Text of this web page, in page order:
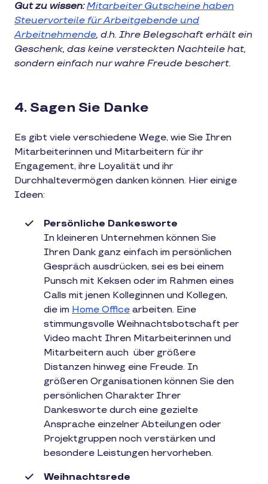
Gut zu wissen: Mitarbeiter Gutscheine haben
Steuervorteile für Arbeitgebende und
Arbeitnehmende, d.h. Ihre Belegschaft erhält ein
Geschenk, das keine versteckten Nachteile hat,
sondern einfach nur wahre Freude beschert.
4. Sagen Sie Danke
Es gibt viele verschiedene Wege, wie Sie Ihren
Mitarbeiterinnen und Mitarbeitern für ihr
Engagement, ihre Loyalität und ihr
Durchhaltevermögen danken können. Hier einige
Ideen:
Persönliche Dankesworte
In kleineren Unternehmen können Sie
Ihren Dank ganz einfach im persönlichen
Gespräch ausdrücken, sei es bei einem
Punsch mit Keksen oder im Rahmen eines
Calls mit jenen Kolleginnen und Kollegen,
die im Home Office arbeiten. Eine
stimmungsvolle Weihnachtsbotschaft per
Video macht Ihren Mitarbeiterinnen und
Mitarbeitern auch über größere
Distanzen hinweg eine Freude. In
größeren Organisationen können Sie den
persönlichen Charakter Ihrer
Dankesworte durch eine gezielte
Ansprache einzelner Abteilungen oder
Projektgruppen noch verstärken und
besondere Leistungen hervorheben.
Weihnachtsrede